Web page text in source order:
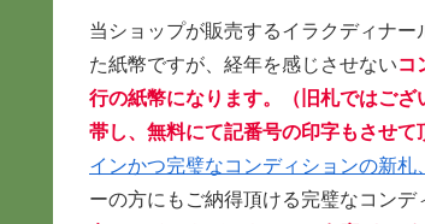
当ショップが販売するイラクディナー
た紙幣ですが、経年を感じさせないコ
行の紙幣になります。（旧札ではご
帯し、無料にて記番号の印字もさせ
インかつ完璧なコンディションの新
ーの方にもご納得頂ける完璧なコンデ